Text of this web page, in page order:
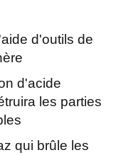
d'outils de
d'acide
les parties
qui brûle les